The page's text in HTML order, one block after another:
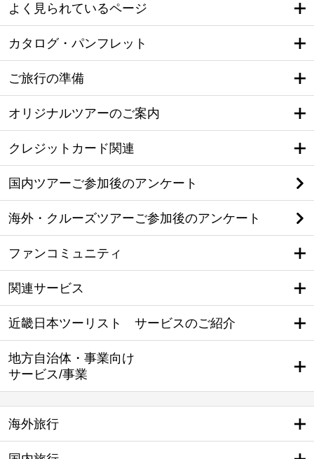
よく見られているページ
カタログ・パンフレット
ご旅行の準備
オリジナルツアーのご案内
クレジットカード関連
国内ツアーご参加後のアンケート
海外・クルーズツアーご参加後のアンケート
ファンコミュニティ
関連サービス
近畿日本ツーリスト サービスのご紹介
地方自治体・事業向け
サービス/事業
海外旅行